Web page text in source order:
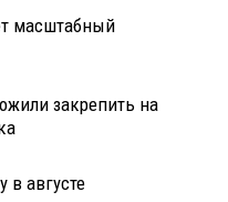
масштабный
закрепить на
в августе